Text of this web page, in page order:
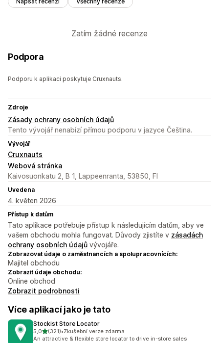
Zatím žádné recenze
Podpora
Podporu k aplikaci poskytuje Cruxnauts.
Zdroje
Zásady ochrany osobních údajů
Tento vývojář nenabízí přímou podporu v jazyce Čeština.
Vývojář
Cruxnauts
Webová stránka
Kaivosuonkatu 2, B 1, Lappeenranta, 53850, FI
Uvedena
4. květen 2026
Přístup k datům
Tato aplikace potřebuje přístup k následujícím datům, aby ve
vašem obchodu mohla fungovat. Důvody zjistíte v zásadách
ochrany osobních údajů vývojáře.
Zobrazovat údaje o zaměstnancích a spolupracovnících:
Majitel obchodu
Zobrazit údaje obchodu:
Online obchod
Zobrazit podrobnosti
Více aplikací jako je tato
Stockist Store Locator
5,0z 5 hvězd
(321)
Celkový počet recenzí: 321
•Zkušební verze zdarma
An attractive & flexible store locator to drive in-store sales